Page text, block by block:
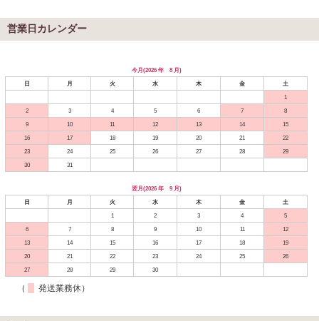
営業日カレンダー
今月(2026 年 8 月)
日
月 火 水 木 金
土
1
2
3 4 5 6 7
8
9
10 11 12 13 14
15
16
17 18 19 20 21
22
23
24 25 26 27 28
29
30
31
翌月(2026 年 9 月)
日
月 火 水 木 金
土
1
2 3 4
5
6
7 8 9 10 11
12
13
14 15 16 17 18
19
20
21 22 23 24 25
26
27
28 29 30
（ 発送業務休）